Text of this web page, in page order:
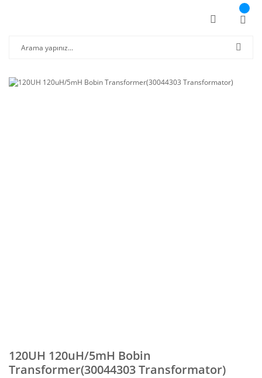
120UH 120uH/5mH Bobin
Transformer(30044303 Transformator)